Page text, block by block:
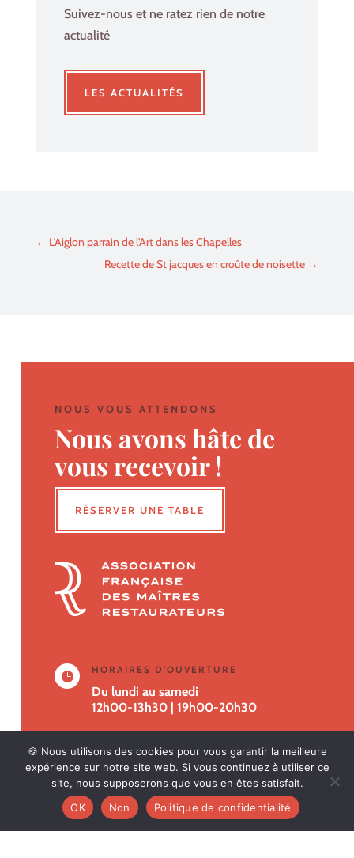
Suivez-nous et ne ratez rien de notre
actualité
LES ACTUALITÉS
← L'Aiglon parrain de l'Art dans les Chapelles
Recette de St jacques en croûte de noisette →
NOUS VOUS ATTENDONS
Nous avons hâte de
vous recevoir !
RÉSERVER UNE TABLE

HORAIRES D'OUVERTURE
Du lundi au samedi
12h00-13h30| 19h00-20h30

TÉLÉPHONE
02 97 27 98 08

ADRESSE
42 rue du Général de Gaulle, 56300
🍪 Nous utilisons des cookies pour vous garantir la meilleure
expérience sur notre site web. Si vous continuez à utiliser ce
site, nous supposerons que vous en êtes satisfait.
OK
Non Politique de confidentialité